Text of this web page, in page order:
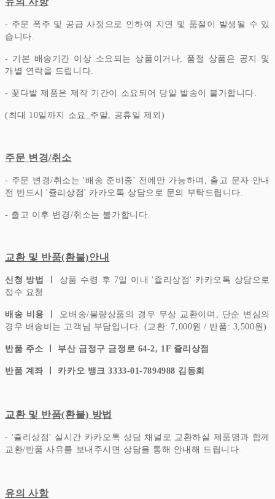
- 주문 폭주 및 공급 사정으로 인하여 지연 및 품절이 발생될 수 있
습니다.
- 기본 배송기간 이상 소요되는 상품이거나, 품절 상품은 공지 및
개별 연락을 드립니다.
- 꽃다발 제품은 제작 기간이 소요되어 당일 발송이 불가합니다.
(최대 10일까지 소요_주말, 공휴일 제외)
주문 변경/취소
- 주문 변경/취소는 '배송 준비중' 전에만 가능하며, 출고 문자 안내
전 반드시 '쥴리상점' 카카오톡 상담으로 문의 부탁드립니다.
- 출고 이후 변경/취소는 불가합니다.
교환 및 반품(환불)안내
신청 방법 ㅣ 상품 수령 후 7일 이내 '쥴리상점' 카카오톡 상담으로
접수 요청
배송 비용 ㅣ
오배송/불량상품의 경우 무상 교환이며, 단순 변심의
경우 배송비는 고객님 부담입니다. (교환: 7,000원 / 반품: 3,500원)
반품 주소 ㅣ 부산 금정구 금정로 64-2, 1F 쥴리상점
반품 계좌 ㅣ 카카오 뱅크 3333-01-7894988 김동희
교환 및 반품(환불) 방법
- '쥴리상점' 실시간 카카오톡 상담 채널로 교환하실 제품명과 함께
교환/반품 사유를 보내주시면 상담을 통해 안내해 드립니다.
유의 사항